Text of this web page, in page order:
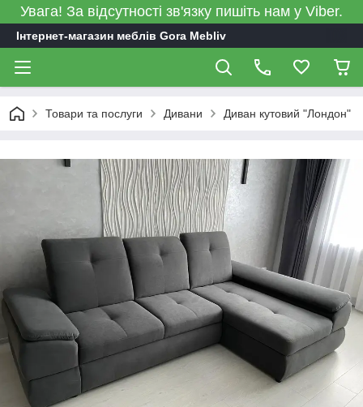
Увага! За відсутності зв'язку пишіть нам у Viber.
Інтернет-магазин меблів Gora Mebliv
Товари та послуги Дивани Диван кутовий "Лондон"